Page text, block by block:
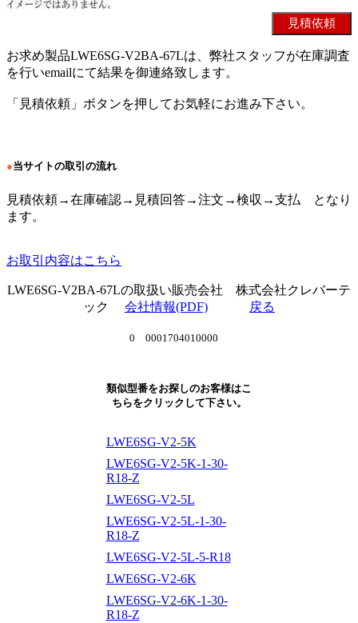
お求め製品LWE6SG-V2BA-67Lは、弊社スタッフが在庫調査
を行いemailにて結果を御連絡致します。
「見積依頼」ボタンを押してお気軽にお進み下さい。
●当サイトの取引の流れ
見積依頼→在庫確認→見積回答→注文→検収→支払 となり
ます。
お取引内容はこちら
LWE6SG-V2BA-67Lの取扱い販売会社 株式会社クレバーテ
ック 会社情報(PDF) 戻る
0 0001704010000
類似型番をお探しのお客様はこ
ちらをクリックして下さい。
LWE6SG-V2-5K
LWE6SG-V2-5K-1-30-
R18-Z
LWE6SG-V2-5L
LWE6SG-V2-5L-1-30-
R18-Z
LWE6SG-V2-5L-5-R18
LWE6SG-V2-6K
LWE6SG-V2-6K-1-30-
R18-Z